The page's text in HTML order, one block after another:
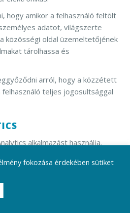
hogy amikor a felhasználó feltölt
adatot, világszerte
közösségi oldal üzemeltetőjének
tárolhassa és
arról, hogy a közzétett
teljes jogosultsággal
alkalmazást használja.
cookie-k (sütik) alapján állít össze
a weblap felhasználóinak
megbízásából a Google az
fokozása érdekében sütiket